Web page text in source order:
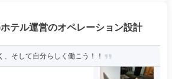
テル運営のオペレーション設計
、そして自分らしく働こう！！